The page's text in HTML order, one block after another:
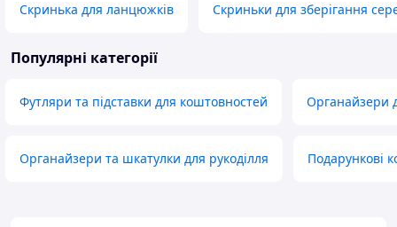
Скринька для ланцюжків Скриньки для зберігання
Популярні категорії
Футляри та підставки для коштовностей Органайзери
Органайзери та шкатулки для рукоділля Подарункові